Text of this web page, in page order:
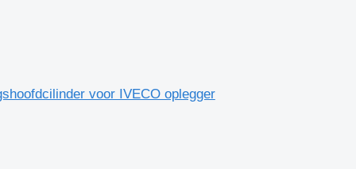
voor IVECO oplegger